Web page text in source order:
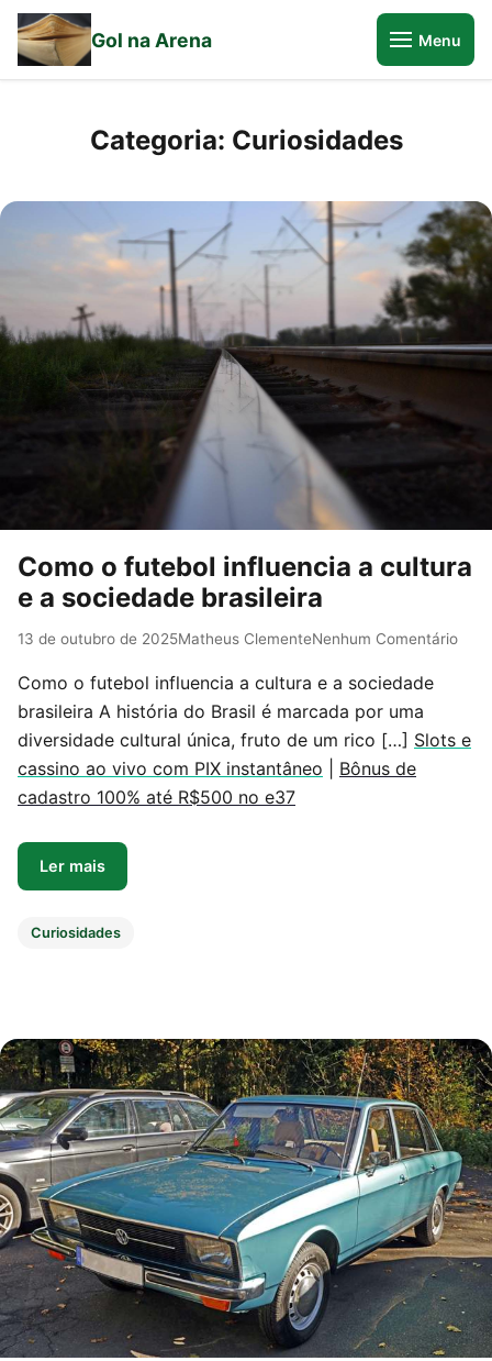
Gol na Arena Menu
Categoria: Curiosidades
Como o futebol influencia a cultura
e a sociedade brasileira
13 de outubro de 2025Matheus ClementeNenhum Comentário
Como o futebol influencia a cultura e a sociedade
brasileira A história do Brasil é marcada por uma
diversidade cultural única, fruto de um rico […] Slots e
cassino ao vivo com PIX instantâneo
Bônus de
cadastro 100% até R$500 no e37
Ler mais
Curiosidades